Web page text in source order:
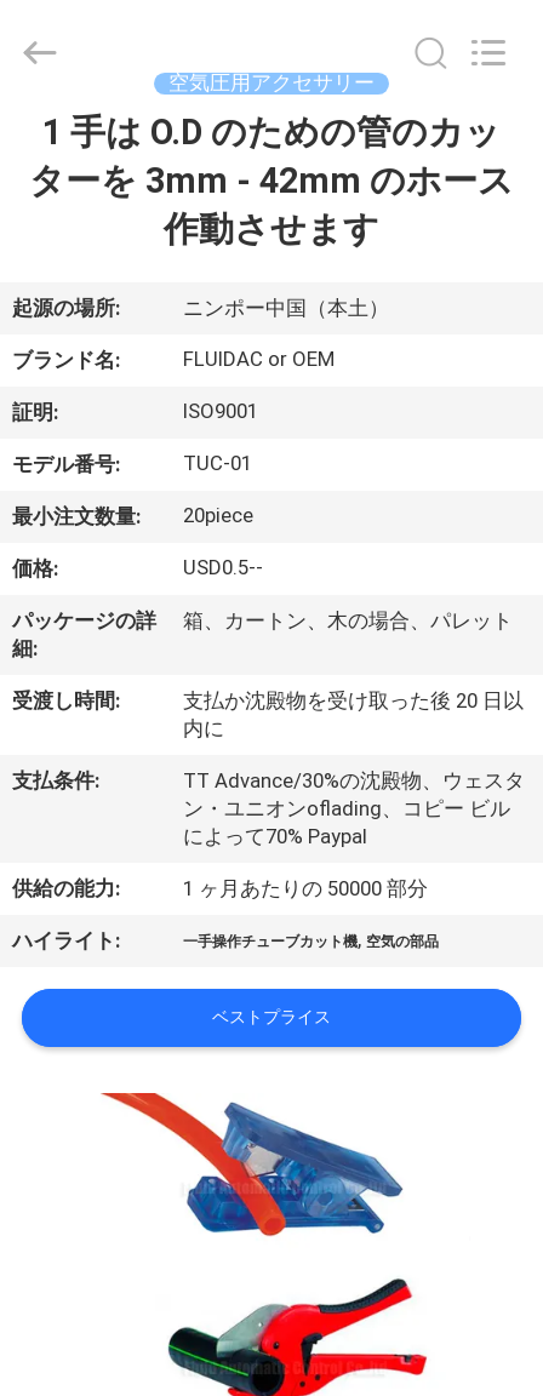
ダ
ク
ト
ビ
オ
に
い
工
場
Copyright
FENGHUA
CONTROL
CO.,LTD.
空気圧用アクセサリー
1 手は O.D のための管のカッ
ターを 3mm - 42mm のホース
作動させます
起源の場所: ニンポー中国（本土）
ブランド名: FLUIDAC or OEM
証明: ISO9001
モデル番号: TUC-01
最小注文数量: 20piece
価格: USD0.5--
パッケージの詳
細:
箱、カートン、木の場合、パレット
受渡し時間:
支払か沈殿物を受け取った後 20 日以
内に
支払条件:
TT Advance/30%の沈殿物、ウェスタ
ン・ユニオンoflading、コピー ビル
によって70% Paypal
供給の能力: 1 ヶ月あたりの 50000 部分
ハイライト: 一手操作チューブカット機, 空気の部品
ベストプライス